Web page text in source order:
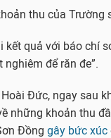
thu của Trường
quả với báo chí
để răn đe”.
Đức, ngay sau
những khoản thu
Đồng gây bức xúc